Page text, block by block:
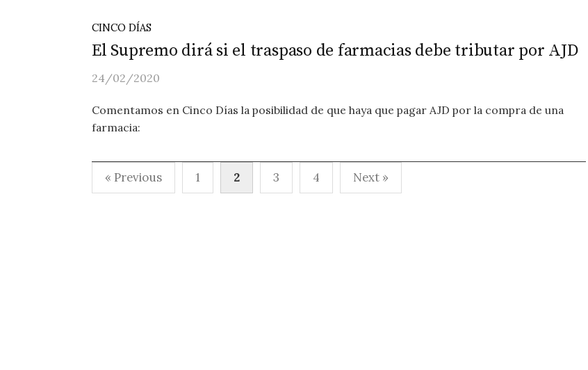
CINCO DÍAS
El Supremo dirá si el traspaso de farmacias debe tributar por AJD
24/02/2020
Comentamos en Cinco Días la posibilidad de que haya que pagar AJD por la compra de una
farmacia:
Paginación
« Previous 1 2 3 4 Next »